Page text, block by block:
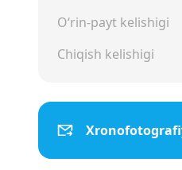
O‘rin-payt kelishigi
Chiqish kelishigi